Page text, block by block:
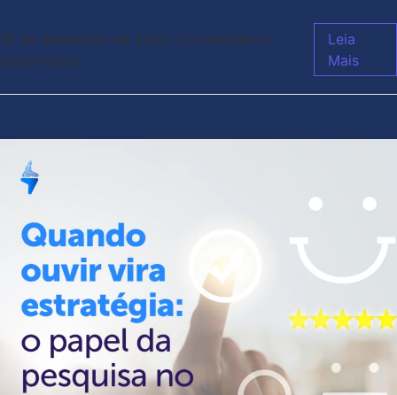
15 de dezembro de 2025 / Comentários
desativados
Leia
Mais